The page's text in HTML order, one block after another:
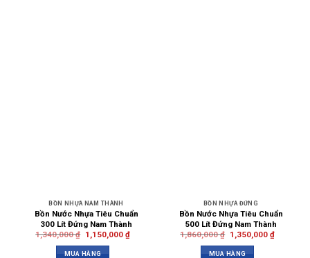
BỒN NHỰA NAM THÀNH
Bồn Nước Nhựa Tiêu Chuẩn
300 Lít Đứng Nam Thành
1,340,000₫ 1,150,000 ₫
MUA HÀNG
BỒN NHỰA ĐỨNG
Bồn Nước Nhựa Tiêu Chuẩn
500 Lít Đứng Nam Thành
1,860,000₫ 1,350,000 ₫
MUA HÀNG